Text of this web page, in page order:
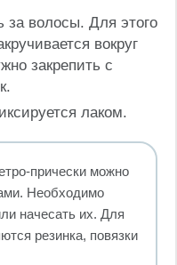
за волосы. Для этого
вокруг
закрепить с
лаком.
прически можно
Необходимо
начесать их. Для
резинка, повязки